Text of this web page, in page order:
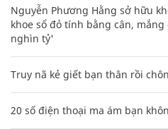
Nguyễn Phương Hằng sở hữu
khoe sổ đỏ tính bằng cân,
nghìn tỷ'
Truy nã kẻ giết bạn thân rồi
20 số điện thoại ma ám bạn